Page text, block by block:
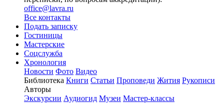
office@lavra.ru
Все контакты
Подать записку
Гостиницы
Мастерские
Соцслужба
Хронология
Новости Фото Видео
Библиотека Книги Статьи Проповеди Жития Рукописи
Авторы
Экскурсии Аудиогид Музеи Мастер-классы